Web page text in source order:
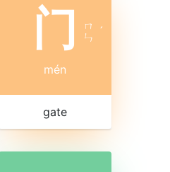
门
ㄇ
ㄣ ˊ
mén
gate